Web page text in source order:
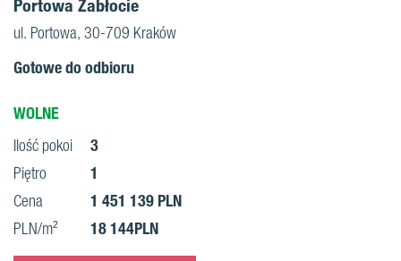
Portowa Zabłocie
ul. Portowa, 30-709 Kraków
Gotowe do odbioru
WOLNE
Ilość pokoi 3
Piętro 1
Cena 1 451 139 PLN
PLN/m² 18 144PLN